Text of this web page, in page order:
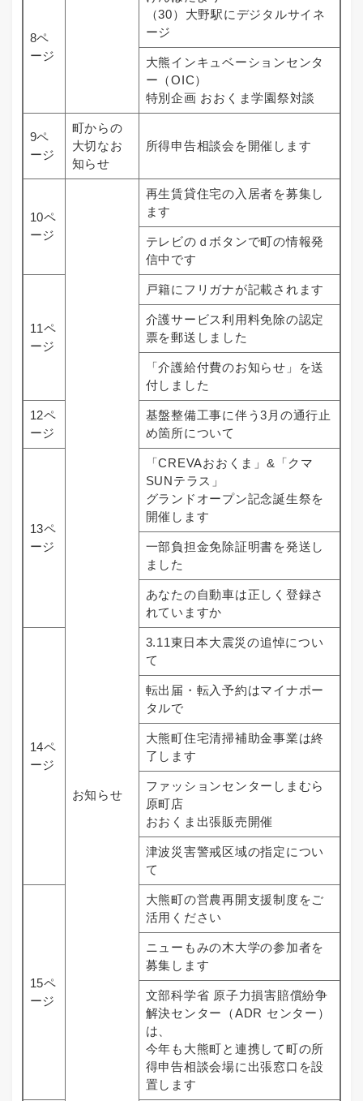
8ペ
ージ
（30）大野駅にデジタルサイネ
ージ
大熊インキュベーションセンタ
ー（OIC）
特別企画 おおくま学園祭対談
9ペ
ージ
町からの
大切なお
知らせ
所得申告相談会を開催します
10ペ
ージ
お知らせ
再生賃貸住宅の入居者を募集し
ます
テレビのｄボタンで町の情報発
信中です
11ペ
ージ
戸籍にフリガナが記載されます
介護サービス利用料免除の認定
票を郵送しました
「介護給付費のお知らせ」を送
付しました
12ペ
ージ
基盤整備工事に伴う3月の通行止
め箇所について
13ペ
ージ
「CREVAおおくま」&「クマ
SUNテラス」
グランドオープン記念誕生祭を
開催します
一部負担金免除証明書を発送し
ました
あなたの自動車は正しく登録さ
れていますか
14ペ
ージ
3.11東日本大震災の追悼につい
て
転出届・転入予約はマイナポー
タルで
大熊町住宅清掃補助金事業は終
了します
ファッションセンターしまむら
原町店
おおくま出張販売開催
津波災害警戒区域の指定につい
て
15ペ
ージ
大熊町の営農再開支援制度をご
活用ください
ニューもみの木大学の参加者を
募集します
文部科学省 原子力損害賠償紛争
解決センター（ADR センター）
は、
今年も大熊町と連携して町の所
得申告相談会場に出張窓口を設
置します